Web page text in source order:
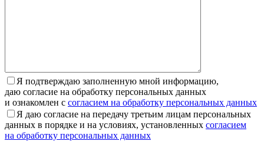
Я подтверждаю заполненную мной информацию,
даю согласие на обработку персональных данных
и ознакомлен с согласием на обработку персональных данных
Я даю согласие на передачу третьим лицам персональных
данных в порядке и на условиях, установленных согласием
на обработку персональных данных